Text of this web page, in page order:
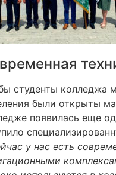
студенты колледжа
были открыты
появилась еще
у нас есть